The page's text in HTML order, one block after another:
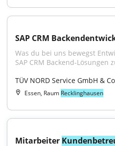
SAP CRM
Was du bei uns bewegst
SAP CRM Backend-Lösungen
TÜV NORD Service GmbH &
Essen, Raum Recklinghausen
Mitarbeiter